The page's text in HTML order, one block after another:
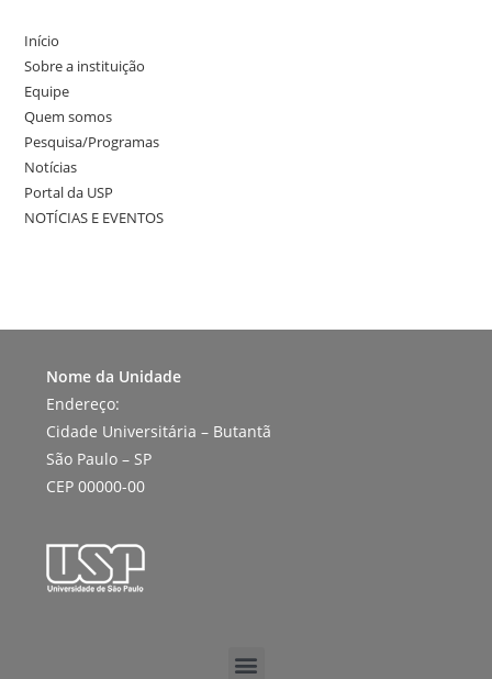
Início
Sobre a instituição
Equipe
Quem somos
Pesquisa/Programas
Notícias
Portal da USP
NOTÍCIAS E EVENTOS
Nome da Unidade
Endereço:
Cidade Universitária – Butantã
São Paulo – SP
CEP 00000-00